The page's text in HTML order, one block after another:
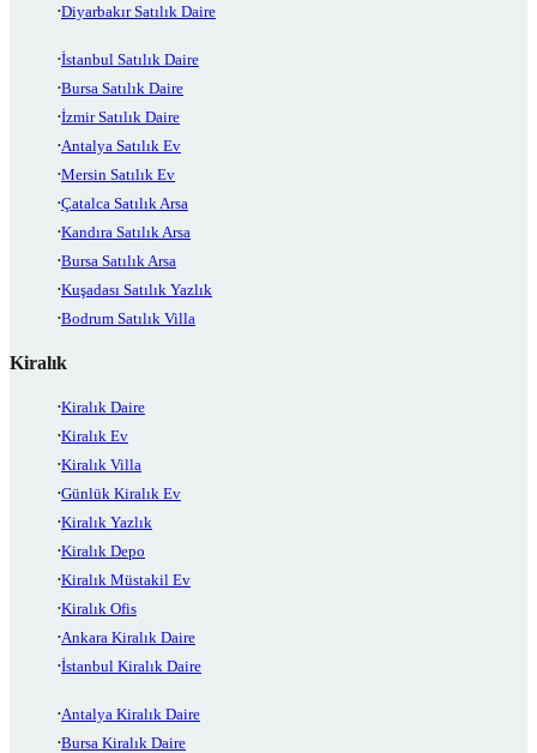
Diyarbakır Satılık Daire
İstanbul Satılık Daire
Bursa Satılık Daire
İzmir Satılık Daire
Antalya Satılık Ev
Mersin Satılık Ev
Çatalca Satılık Arsa
Kandıra Satılık Arsa
Bursa Satılık Arsa
Kuşadası Satılık Yazlık
Bodrum Satılık Villa
Kiralık
Kiralık Daire
Kiralık Ev
Kiralık Villa
Günlük Kiralık Ev
Kiralık Yazlık
Kiralık Depo
Kiralık Müstakil Ev
Kiralık Ofis
Ankara Kiralık Daire
İstanbul Kiralık Daire
Antalya Kiralık Daire
Bursa Kiralık Daire